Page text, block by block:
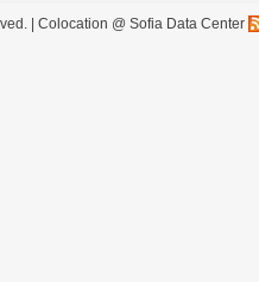
| Colocation @ Sofia Data Center